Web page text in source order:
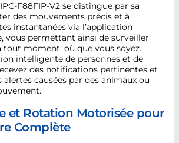
F88FIP-V2 se distingue par sa
des mouvements précis et à
instantanées via l’application
vous permettant ainsi de surveiller
moment, où que vous soyez.
intelligente de personnes et de
des notifications pertinentes et
alertes causées par des animaux ou
et Rotation Motorisée pour
Complète